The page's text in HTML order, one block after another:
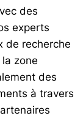
des
experts
de recherche
zone
des
à travers